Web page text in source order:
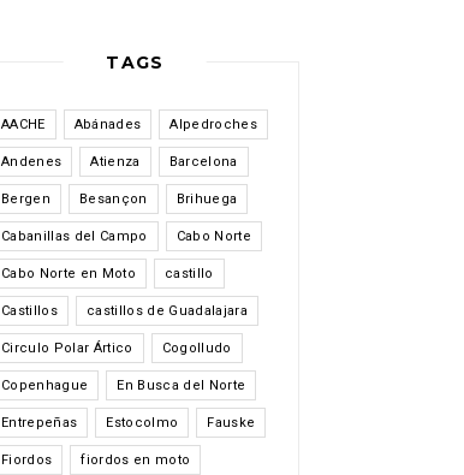
TAGS
AACHE Abánades Alpedroches
Andenes Atienza Barcelona
Bergen Besançon Brihuega
Cabanillas del Campo Cabo Norte
Cabo Norte en Moto castillo
Castillos castillos de Guadalajara
Circulo Polar Ártico Cogolludo
Copenhague En Busca del Norte
Entrepeñas Estocolmo Fauske
Fiordos fiordos en moto